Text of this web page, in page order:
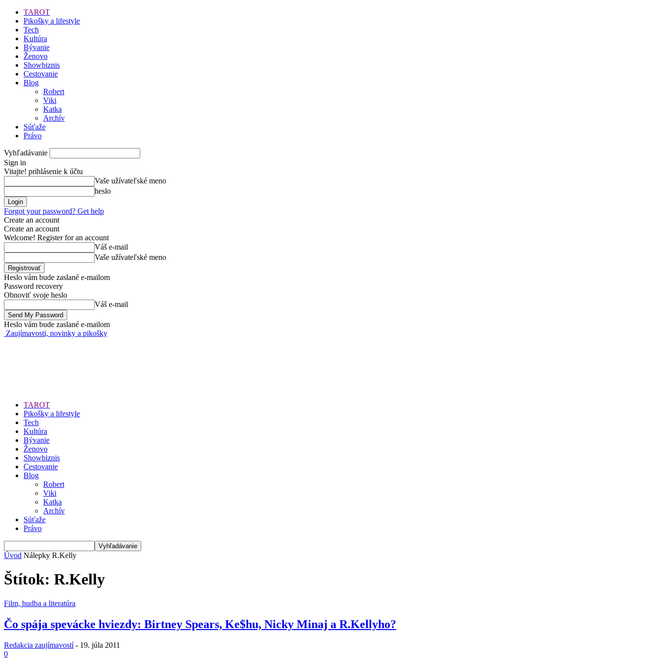
TAROT
Pikošky a lifestyle
Tech
Kultúra
Bývanie
Ženovo
Showbiznis
Cestovanie
Blog
Robert
Viki
Katka
Archív
Súťaže
Právo
Vyhľadávanie
Sign in
Vitajte! prihlásenie k účtu
Vaše užívateľské meno
heslo
Forgot your password? Get help
Create an account
Create an account
Welcome! Register for an account
Váš e-mail
Vaše užívateľské meno
Heslo vám bude zaslané e-mailom
Password recovery
Obnoviť svoje heslo
Váš e-mail
Heslo vám bude zaslané e-mailom
Zaujímavosti, novinky a pikošky
TAROT
Pikošky a lifestyle
Tech
Kultúra
Bývanie
Ženovo
Showbiznis
Cestovanie
Blog
Robert
Viki
Katka
Archív
Súťaže
Právo
Úvod Nálepky R.Kelly
Štítok: R.Kelly
Film, hudba a literatúra
Čo spája spevácke hviezdy: Birtney Spears, Ke$hu, Nicky Minaj a R.Kellyho?
Redakcia zaujímavostí - 19. júla 2011
0